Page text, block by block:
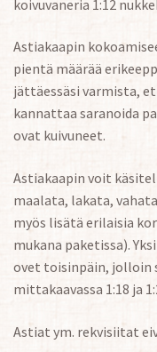
koivuvaneria 1:12
Astiakaapin
pientä määrää
jättäessäsi varmista,
kannattaa saranoida
ovat kuivuneet.
Astiakaapin voit
maalata, lakata,
myös lisätä erilaisia
mukana paketissa).
ovet toisinpäin, jolloin
mittakaavassa 1:18 ja
Astiat ym. rekvisiitat